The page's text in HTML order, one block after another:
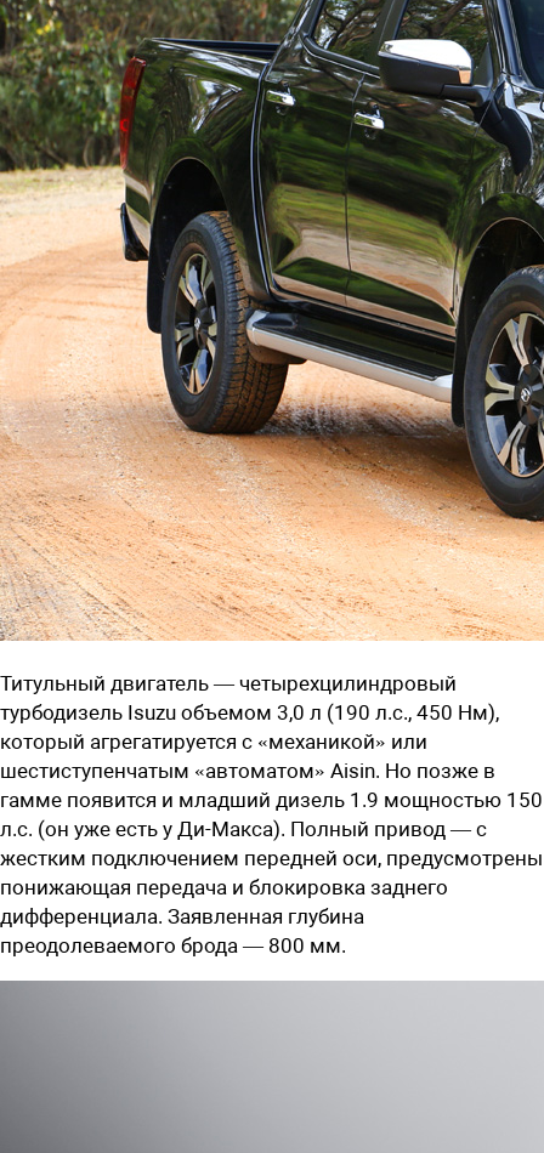
Титульный двигатель — четырехцилиндровый
турбодизель Isuzu объемом 3,0 л (190 л.с., 450 Нм),
который агрегатируется с «механикой» или
шестиступенчатым «автоматом» Aisin. Но позже в
гамме появится и младший дизель 1.9 мощностью 150
л.с. (он уже есть у Ди-Макса). Полный привод — с
жестким подключением передней оси, предусмотрены
понижающая передача и блокировка заднего
дифференциала. Заявленная глубина
преодолеваемого брода — 800 мм.